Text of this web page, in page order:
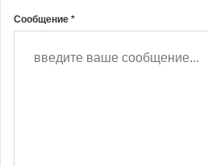
Сообщение *